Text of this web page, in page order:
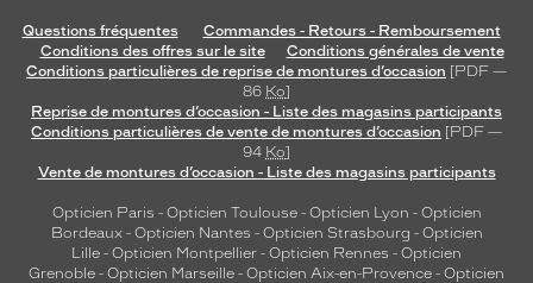
Questions fréquentes
Commandes - Retours - Remboursement
Conditions des offres sur le site
Conditions générales de vente
Conditions particulières de reprise de montures d’occasion [PDF —
86 Ko]
Reprise de montures d’occasion - Liste des magasins participants
Conditions particulières de vente de montures d’occasion [PDF —
94 Ko]
Vente de montures d’occasion - Liste des magasins participants
Opticien Paris - Opticien Toulouse- Opticien Lyon - Opticien
Bordeaux- Opticien Nantes - Opticien Strasbourg - Opticien
Lille - Opticien Montpellier - Opticien Rennes - Opticien
Grenoble - Opticien Marseille - Opticien Aix-en-Provence - Opticien